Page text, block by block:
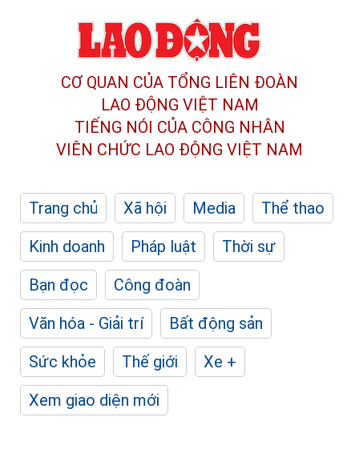
CƠ QUAN CỦA TỔNG LIÊN ĐOÀN
LAO ĐỘNG VIỆT NAM
TIẾNG NÓI CỦA CÔNG NHÂN
VIÊN CHỨC LAO ĐỘNG VIỆT NAM
Trang chủ Xã hội Media
Thể thao
Kinh doanh
Pháp luật
Thời sự
Bạn đọc
Công đoàn
Văn hóa - Giải trí
Bất động sản
Sức khỏe
Thế giới
Xe +
Xem giao diện mới